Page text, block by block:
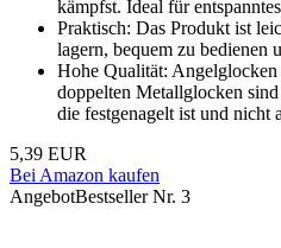
kämpfst. Ideal für
Praktisch: Das Produkt ist
lagern, bequem zu bedienen
Hohe Qualität:
doppelten Metallglocken
die festgenagelt ist und nicht
5,39 EUR
Bei Amazon kaufen
AngebotBestseller Nr. 3